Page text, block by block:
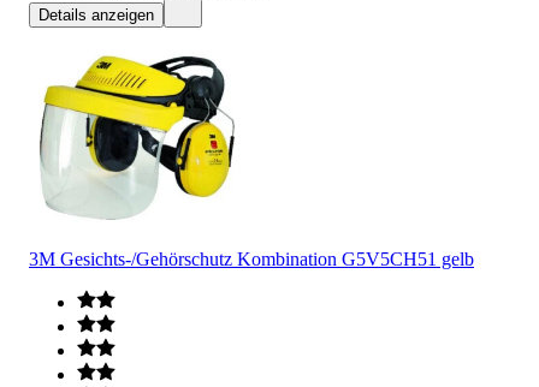
Details anzeigen
3M Gesichts-/Gehörschutz Kombination G5V5CH51 gelb